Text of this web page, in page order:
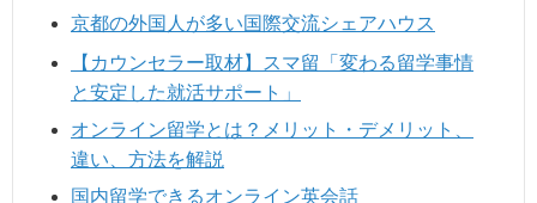
京都の外国人が多い国際交流シェアハウス
【カウンセラー取材】スマ留「変わる留学事情
と安定した就活サポート」
オンライン留学とは？メリット・デメリット、
違い、方法を解説
国内留学できるオンライン英会話